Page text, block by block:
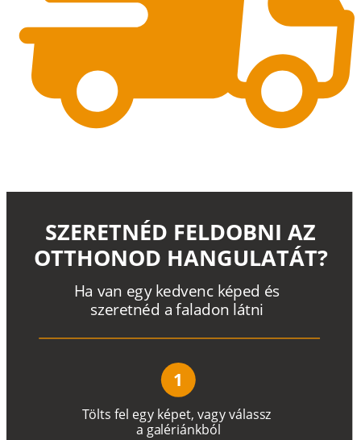
Tölts fel egy képet, vagyválassz
a galériánkból
Ha van egy kedvenc képed és
szeretnéd a faladon látni
SZERETNÉD FELDOBNI AZ
OTTHONOD HANGULATÁT?
1